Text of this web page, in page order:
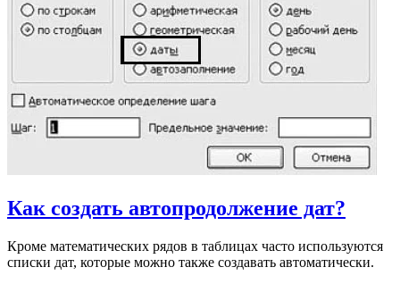
Как создать автопродолжение дат?
Кроме математических рядов в таблицах часто используются
списки дат, которые можно также создавать автоматически.